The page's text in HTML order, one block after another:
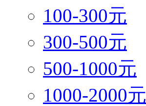
100-300元
300-500元
500-1000元
1000-2000元